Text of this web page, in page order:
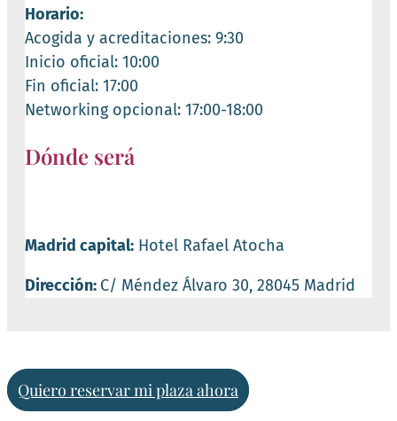
Horario:
Acogida y acreditaciones: 9:30
Inicio oficial: 10:00
Fin oficial: 17:00
Networking opcional: 17:00-18:00
Dónde será
Madrid capital: Hotel Rafael Atocha
Dirección: C/ Méndez Álvaro 30, 28045 Madrid
Quiero reservar mi plaza ahora